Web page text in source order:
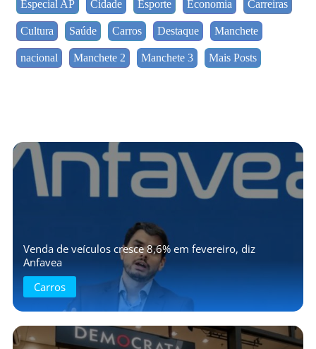
Especial AP Cidade Esporte Economia Carreiras
Cultura Saúde Carros Destaque Manchete
nacional Manchete 2 Manchete 3 Mais Posts
Venda de veículos cresce 8,6% em fevereiro, diz
Anfavea
Carros